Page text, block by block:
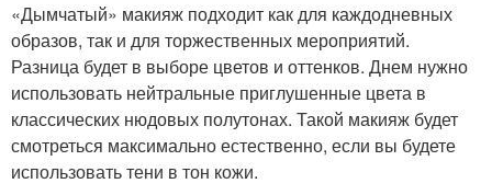
«Дымчатый» макияж подходит как для каждодневных
образов, так и для торжественных мероприятий.
Разница будет в выборе цветов и оттенков. Днем нужно
использовать нейтральные приглушенные цвета в
классических нюдовых полутонах. Такой макияж будет
смотреться максимально естественно, если вы будете
использовать тени в тон кожи.